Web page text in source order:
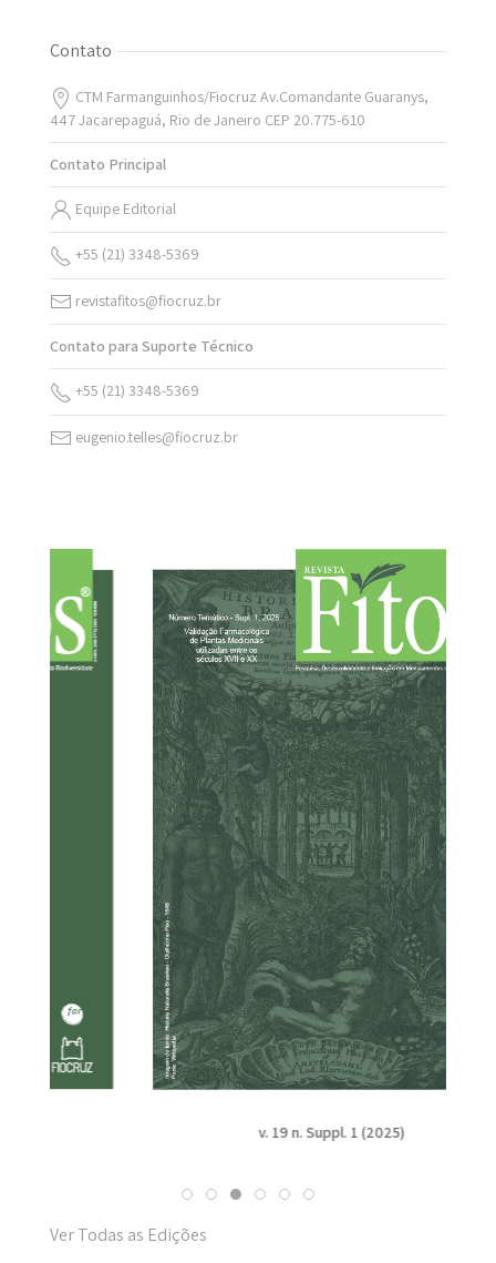
Contato
CTM Farmanguinhos/Fiocruz Av.Comandante Guaranys,
447 Jacarepaguá, Rio de Janeiro CEP 20.775-610
Contato Principal
Equipe Editorial
+55 (21) 3348-5369
revistafitos@fiocruz.br
Contato para Suporte Técnico
+55 (21) 3348-5369
eugenio.telles@fiocruz.br
v. 19 n. Suppl. 1 (2025)
Ver Todas as Edições